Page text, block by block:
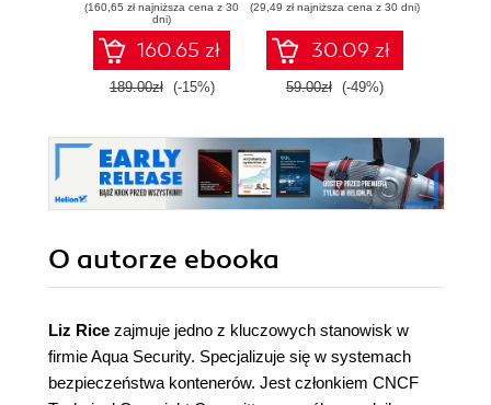
Applications. 2nd
Edition
(160,65 zł najniższa cena z 30
dni)
160.65 zł
189.00zł (-15%)
(29,49 zł najniższa cena z 30 dni)
30.09 zł
59.00zł (-49%)
O autorze ebooka
Liz Rice zajmuje jedno z kluczowych stanowisk w
firmie Aqua Security. Specjalizuje się w systemach
bezpieczeństwa kontenerów. Jest członkiem CNCF